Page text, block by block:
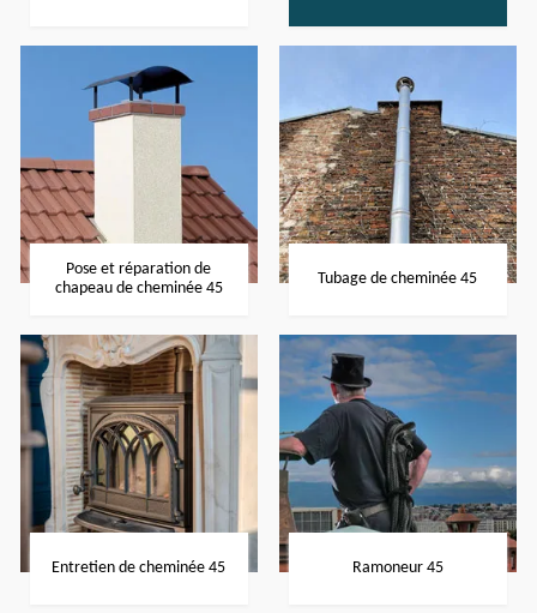
Pose et réparation de
chapeau de cheminée 45
Tubage de cheminée 45
Entretien de cheminée 45 Ramoneur 45